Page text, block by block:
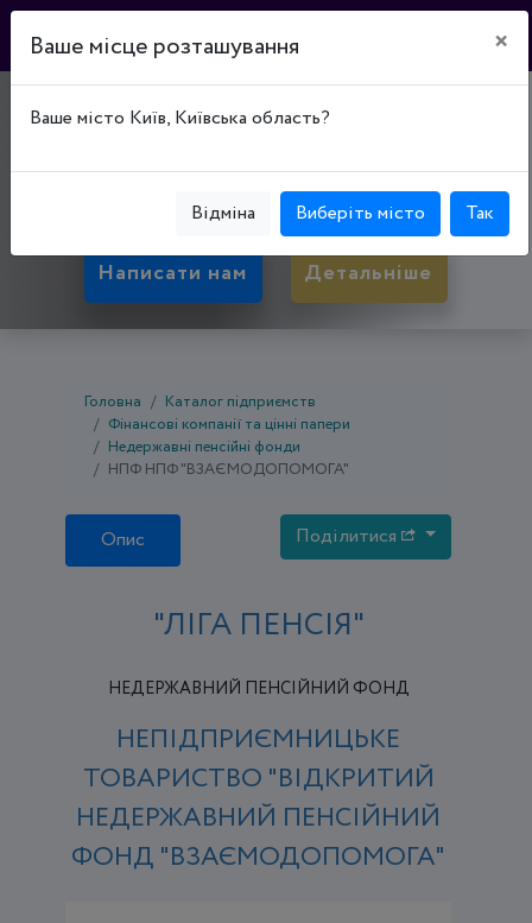
"ЛІГА ПЕНСІЯ"
н, вул. Парково-Сирецька, буд. 23
Написати нам Детальніше
Головна
Каталог підприємств
Фінансові компанії та цінні папери
Недержавні пенсійні фонди
НПФ НПФ "ВЗАЄМОДОПОМОГА"
Опис Поділитися
"ЛІГА ПЕНСІЯ"
НЕДЕРЖАВНИЙ ПЕНСІЙНИЙ ФОНД
НЕПІДПРИЄМНИЦЬКЕ
ТОВАРИСТВО "ВІДКРИТИЙ
НЕДЕРЖАВНИЙ ПЕНСІЙНИЙ
ФОНД "ВЗАЄМОДОПОМОГА"
Ваше місце розташування ×
Ваше місто Київ, Київська область?
Відміна Виберіть місто Так